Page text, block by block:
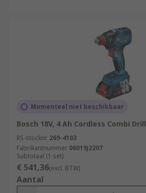
Momenteel niet beschikbaar
Bosch 18V, 4 Ah Cordless Combi Drill
RS-stocknr. 269-4103
Fabrikantnummer 06019J2207
Subtotaal (1 set)
€ 541,36(excl. BTW)
Aantal